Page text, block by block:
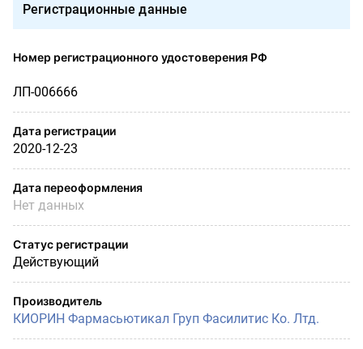
Регистрационные данные
Номер регистрационного удостоверения РФ
ЛП-006666
Дата регистрации
2020-12-23
Дата переоформления
Нет данных
Статус регистрации
Действующий
Производитель
КИОРИН Фармасьютикал Груп Фасилитис Ко. Лтд.